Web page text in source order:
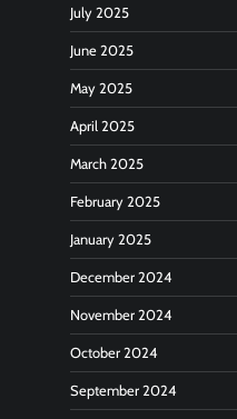
July 2025
June 2025
May 2025
April 2025
March 2025
February 2025
January 2025
December 2024
November 2024
October 2024
September 2024